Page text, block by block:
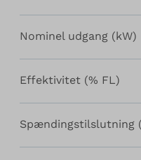
Nominel udgang (kW)
Effektivitet (% FL)
Spændingstilslutning